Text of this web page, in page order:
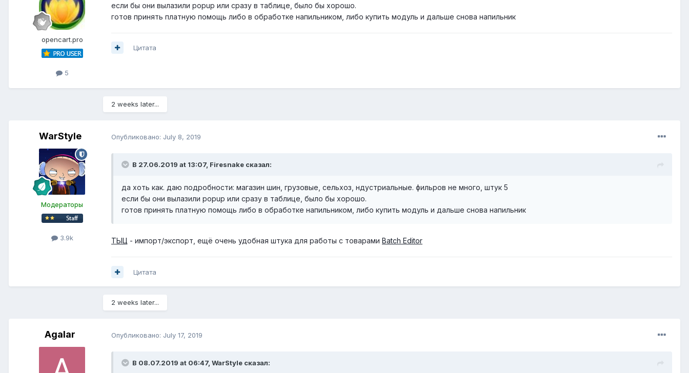
opencart.pro
5
если бы они вылазили popup или сразу в таблице, было бы хорошо.
готов принять платную помощь либо в обработке напильником, либо купить модуль и дальше снова напильник
Цитата
2 weeks later...
WarStyle
Модераторы
3.9k
Опубликовано: July 8, 2019
В 27.06.2019 at 13:07, Firesnake сказал:
да хоть как. даю подробности: магазин шин, грузовые, сельхоз, ндустриальные. фильров не много, штук 5
если бы они вылазили popup или сразу в таблице, было бы хорошо.
готов принять платную помощь либо в обработке напильником, либо купить модуль и дальше снова напильник
ТЫЦ - импорт/экспорт, ещё очень удобная штука для работы с товарами Batch Editor
Цитата
2 weeks later...
Agalar Опубликовано: July 17, 2019
В 08.07.2019 at 06:47, WarStyle сказал: